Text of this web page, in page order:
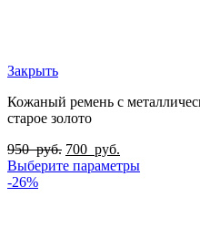
Закрыть
Кожаный ремень с
старое золото
950руб. 700 руб.
Выберите параметры
-26%